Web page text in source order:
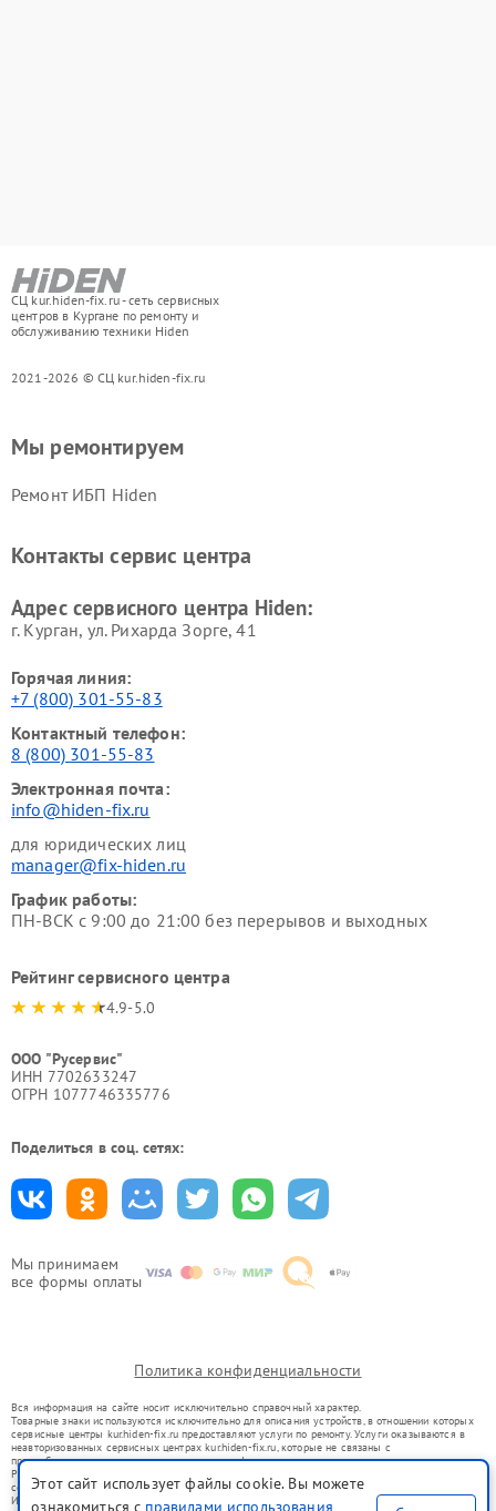
СЦ kur.hiden-fix.ru - сеть сервисных
центров в Кургане по ремонту и
обслуживанию техники Hiden
2021-2026 © СЦ kur.hiden-fix.ru
Мы принимаем
все формы оплаты
Мы ремонтируем
Ремонт ИБП Hiden
Контакты сервис центра
Адрес сервисного центра Hiden:
г. Курган, ул. Рихарда Зорге, 41
Горячая линия:
+7 (800) 301-55-83
Контактный телефон:
8 (800) 301-55-83
Электронная почта:
info@hiden-fix.ru
для юридических лиц
manager@fix-hiden.ru
График работы:
ПН-ВСК с 9:00 до 21:00 без перерывов и выходных
Рейтинг сервисного центра
4.9-5.0
ООО "Русервис"
ИНН 7702633247
ОГРН 1077746335776
Поделиться в соц. сетях:
Политика конфиденциальности
Вся информация на сайте носит исключительно справочный характер.
Товарные знаки используются исключительно для описания устройств, в отношении которых
сервисные центры kur.hiden-fix.ru предоставляют услуги по ремонту. Услуги оказываются в
неавторизованных сервисных центрах kur.hiden-fix.ru, которые не связаны с
правообладателями товарных знаков или их официальными представителями.
Ремонт осуществляется для устройств, уже введенных в гражданский оборот в соответствии
со статьей 1487 ГК РФ.
Использование товарных знаков не преследует цели индивидуализации услуг или введения
Этот сайт использует файлы cookie. Вы можете
ознакомиться с правилами использования